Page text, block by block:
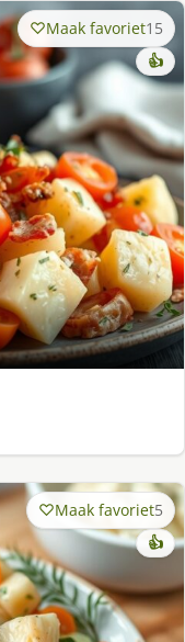
Maak favoriet15
👍
Maak favoriet5
👍